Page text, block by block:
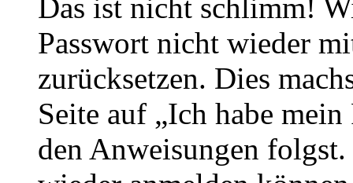
Das ist nicht schlimm!
Passwort nicht wieder
zurücksetzen. Dies
Seite auf „Ich habe
den Anweisungen